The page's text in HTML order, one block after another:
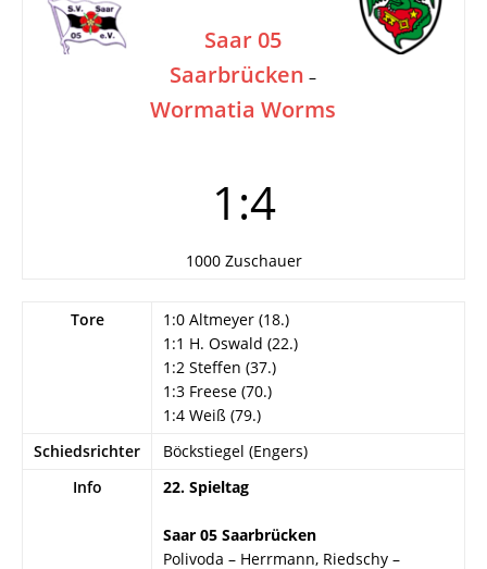
Saar 05
Saarbrücken –
Wormatia Worms
1:4
1000 Zuschauer
Tore
1:0 Altmeyer (18.)
1:1 H. Oswald (22.)
1:2 Steffen (37.)
1:3 Freese (70.)
1:4 Weiß (79.)
Schiedsrichter
Böckstiegel (Engers)
Info
22. Spieltag
Saar 05 Saarbrücken
Polivoda – Herrmann, Riedschy –